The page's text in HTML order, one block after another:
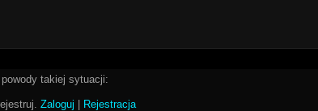
takiej sytuacji:
Zaloguj
Rejestracja